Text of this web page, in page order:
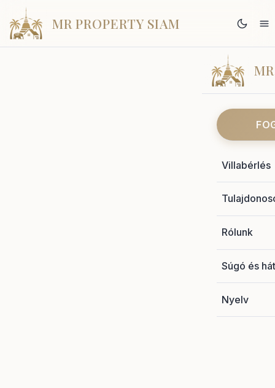
MR PROPERTY SIAM
Villabérlés
Rólunk
Súgó és
Nyelv